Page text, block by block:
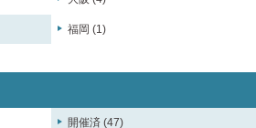
福岡 (1)
開催済 (47)